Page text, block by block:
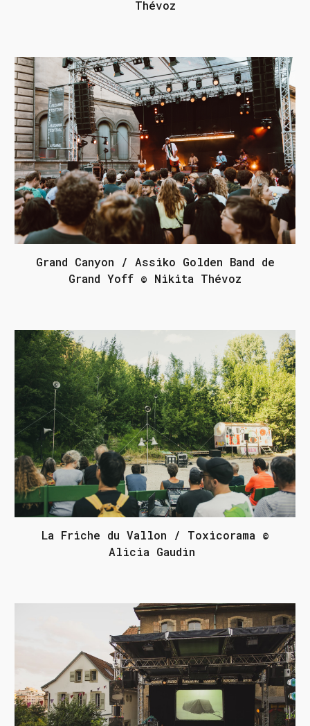
Thévoz
Grand Canyon / Assiko Golden Band de
Grand Yoff © Nikita Thévoz
La Friche du Vallon / Toxicorama ©
Alicia Gaudin